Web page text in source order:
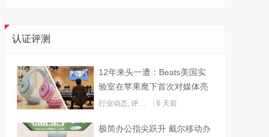
认证评测
12年来头一遭：Beats美国实
验室在苹果麾下首次对媒体亮
灯
行业动态 评测试用 6 天前
极简办公指尖跃升 戴尔移动办